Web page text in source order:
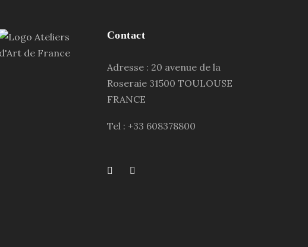
Contact
Adresse : 20 avenue de la
Roseraie 31500 TOULOUSE
FRANCE
Tel : +33 608378800